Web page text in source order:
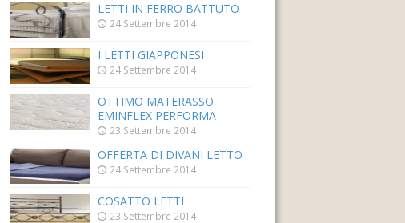
LETTI IN FERRO BATTUTO
24 Settembre 2014
I LETTI GIAPPONESI
24 Settembre 2014
OTTIMO MATERASSO
EMINFLEX PERFORMA
23 Settembre 2014
OFFERTA DI DIVANI LETTO
24 Settembre 2014
COSATTO LETTI
23 Settembre 2014